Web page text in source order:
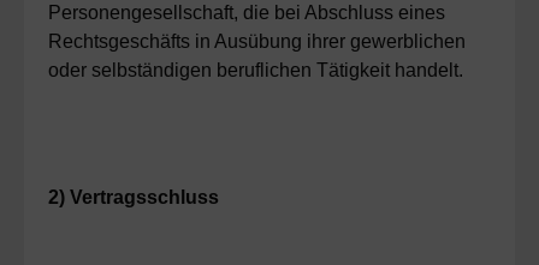
Personengesellschaft, die bei Abschluss eines
Rechtsgeschäfts in Ausübung ihrer gewerblichen
oder selbständigen beruflichen Tätigkeit handelt.
2) Vertragsschluss